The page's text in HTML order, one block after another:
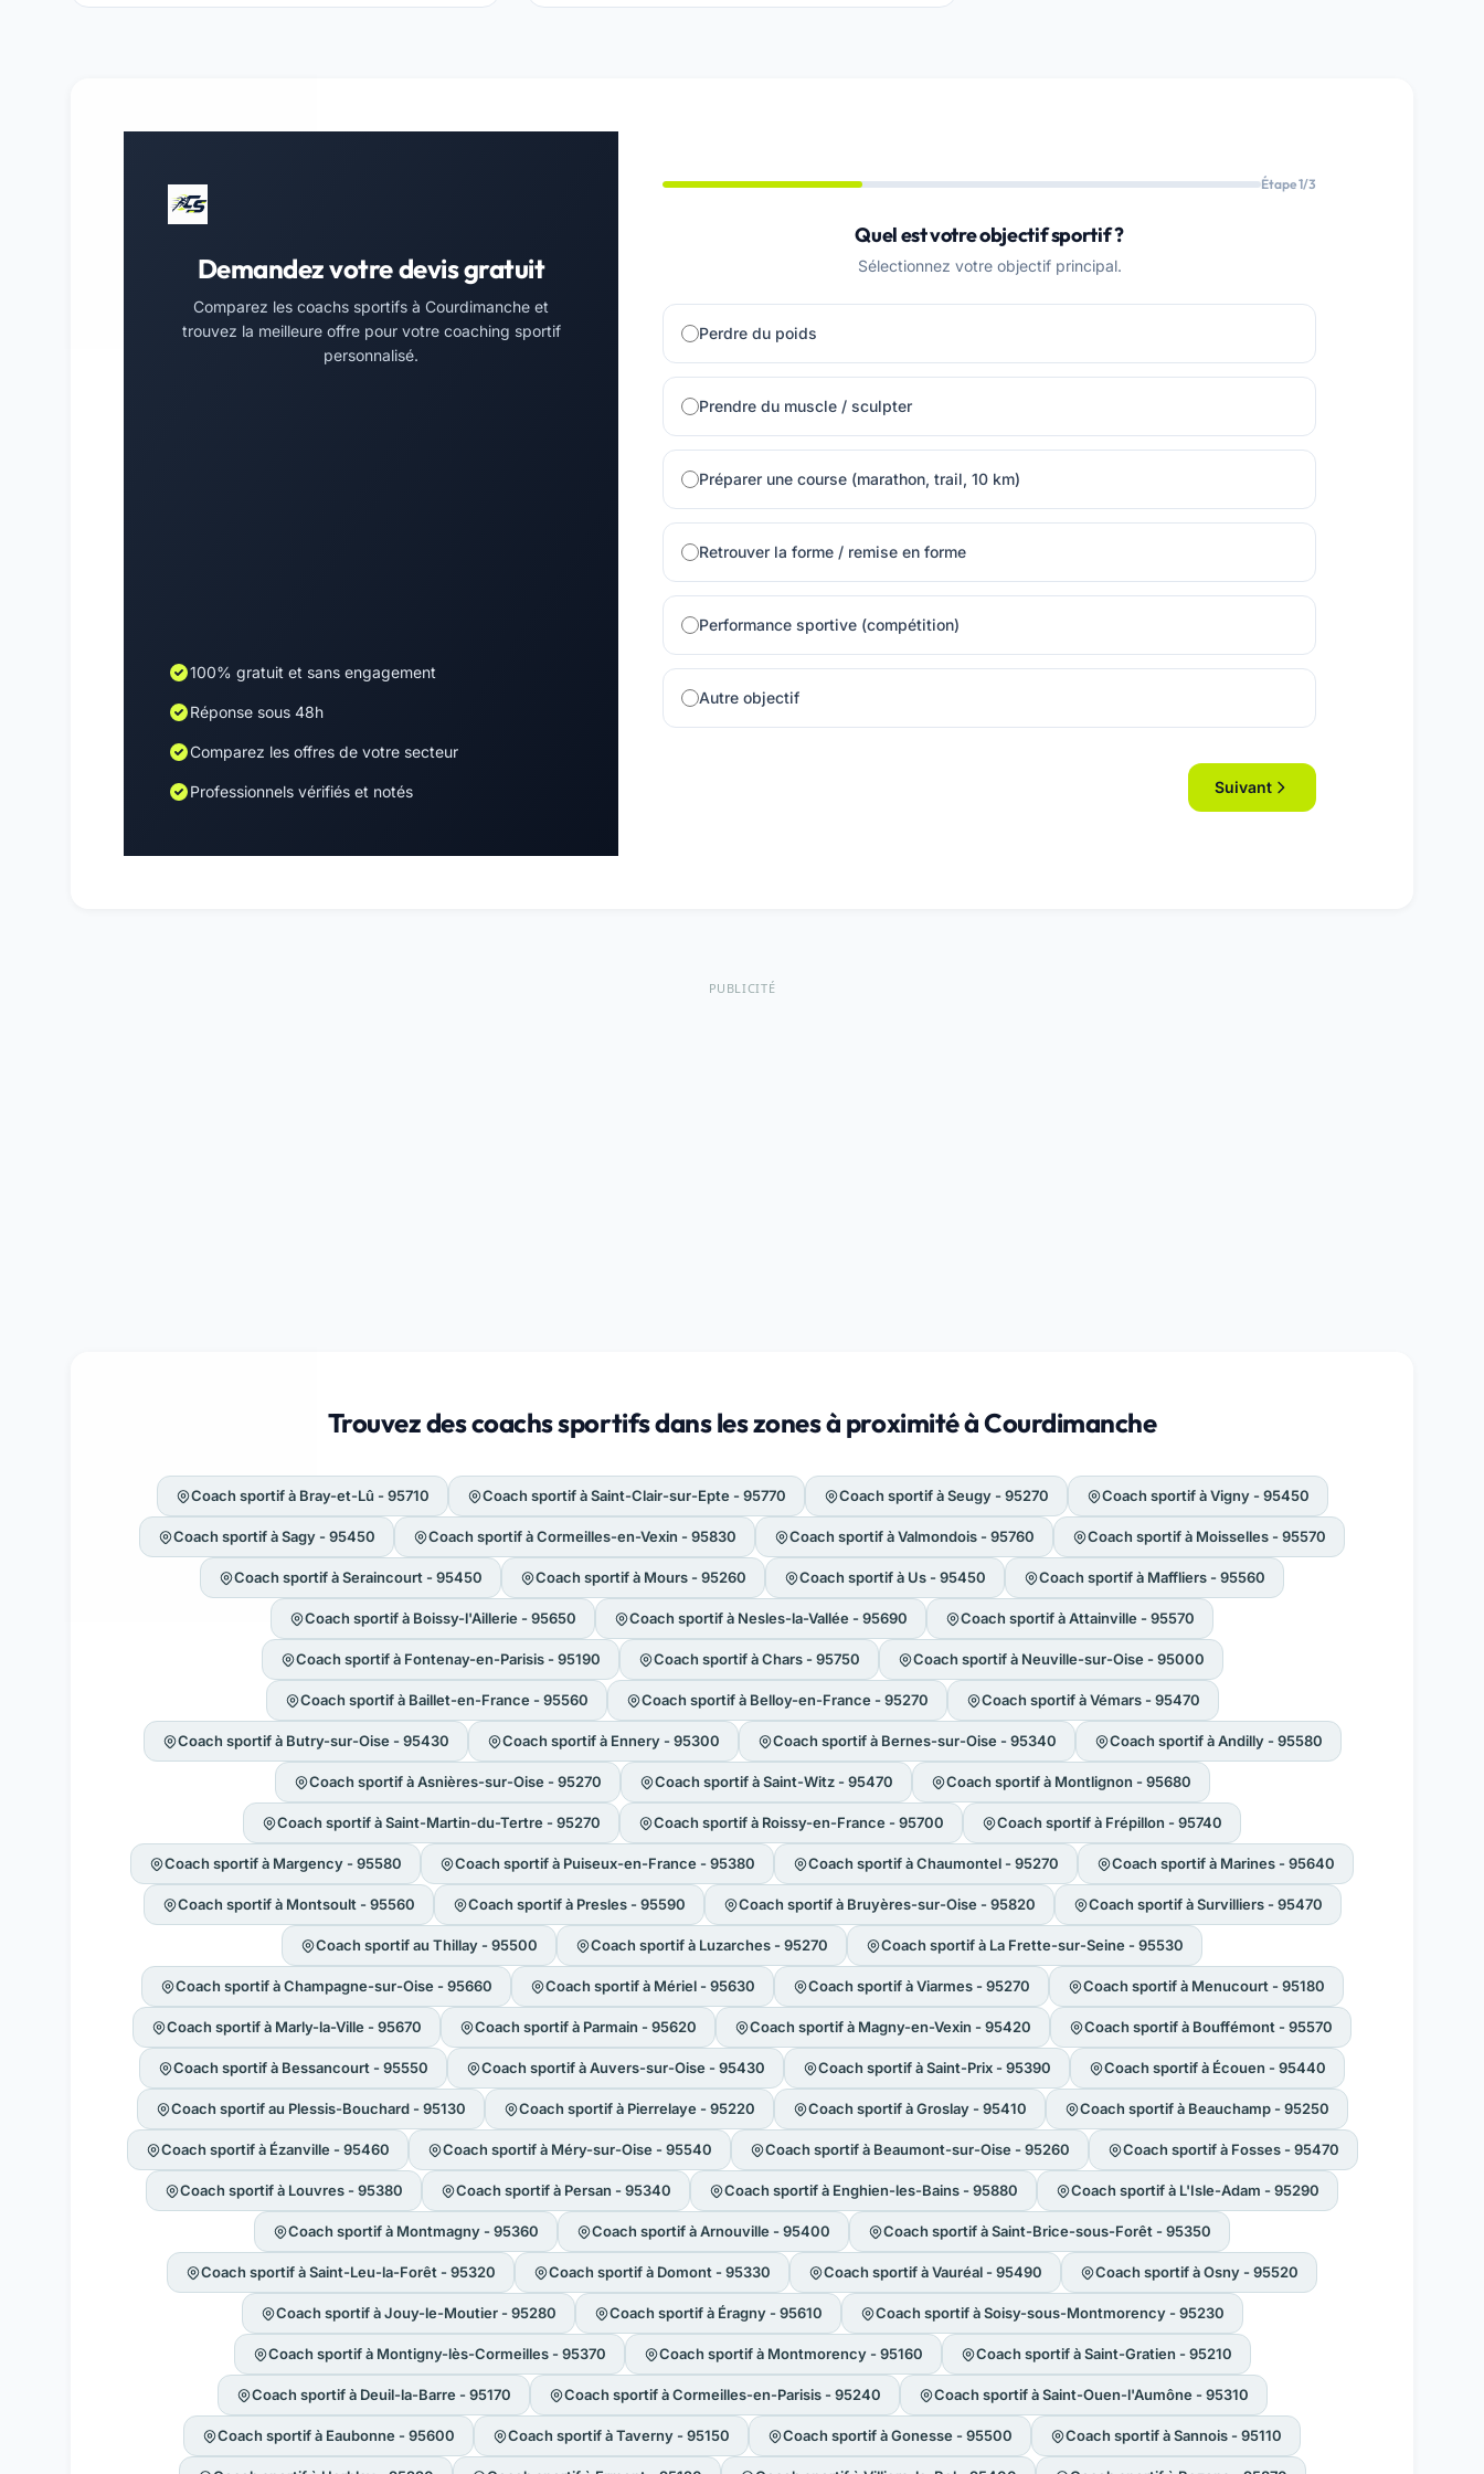
Demandez votre devis gratuit
Comparez les coachs sportifs à Courdimanche et
trouvez la meilleure offre pour votre coaching sportif
personnalisé.
100% gratuit et sans engagement
Réponse sous 48h
Comparez les offres de votre secteur
Professionnels vérifiés et notés
Étape 1/3
Quel est votre objectif sportif ?
Sélectionnez votre objectif principal.
Perdre du poids
Prendre du muscle / sculpter
Préparer une course (marathon, trail, 10 km)
Retrouver la forme / remise en forme
Performance sportive (compétition)
Autre objectif
Suivant
PUBLICITÉ
Trouvez des coachs sportifs dans les zones à proximité à Courdimanche
Coach sportif à Bray-et-Lû - 95710 Coach sportif à Saint-Clair-sur-Epte - 95770 Coach sportif à Seugy - 95270 Coach sportif à Vigny - 95450
Coach sportif à Sagy - 95450 Coach sportif à Cormeilles-en-Vexin - 95830 Coach sportif à Valmondois - 95760 Coach sportif à Moisselles - 95570
Coach sportif à Seraincourt - 95450 Coach sportif à Mours - 95260 Coach sportif à Us - 95450 Coach sportif à Maffliers - 95560
Coach sportif à Boissy-l'Aillerie - 95650 Coach sportif à Nesles-la-Vallée - 95690 Coach sportif à Attainville - 95570
Coach sportif à Fontenay-en-Parisis - 95190 Coach sportif à Chars - 95750 Coach sportif à Neuville-sur-Oise - 95000
Coach sportif à Baillet-en-France - 95560 Coach sportif à Belloy-en-France - 95270 Coach sportif à Vémars - 95470
Coach sportif à Butry-sur-Oise - 95430 Coach sportif à Ennery - 95300 Coach sportif à Bernes-sur-Oise - 95340 Coach sportif à Andilly - 95580
Coach sportif à Asnières-sur-Oise - 95270 Coach sportif à Saint-Witz - 95470 Coach sportif à Montlignon - 95680
Coach sportif à Saint-Martin-du-Tertre - 95270 Coach sportif à Roissy-en-France - 95700 Coach sportif à Frépillon - 95740
Coach sportif à Margency - 95580 Coach sportif à Puiseux-en-France - 95380 Coach sportif à Chaumontel - 95270 Coach sportif à Marines - 95640
Coach sportif à Montsoult - 95560 Coach sportif à Presles - 95590 Coach sportif à Bruyères-sur-Oise - 95820 Coach sportif à Survilliers - 95470
Coach sportif au Thillay - 95500 Coach sportif à Luzarches - 95270 Coach sportif à La Frette-sur-Seine - 95530
Coach sportif à Champagne-sur-Oise - 95660 Coach sportif à Mériel - 95630 Coach sportif à Viarmes - 95270 Coach sportif à Menucourt - 95180
Coach sportif à Marly-la-Ville - 95670 Coach sportif à Parmain - 95620 Coach sportif à Magny-en-Vexin - 95420 Coach sportif à Bouffémont - 95570
Coach sportif à Bessancourt - 95550 Coach sportif à Auvers-sur-Oise - 95430 Coach sportif à Saint-Prix - 95390 Coach sportif à Écouen - 95440
Coach sportif au Plessis-Bouchard - 95130 Coach sportif à Pierrelaye - 95220 Coach sportif à Groslay - 95410 Coach sportif à Beauchamp - 95250
Coach sportif à Ézanville - 95460 Coach sportif à Méry-sur-Oise - 95540 Coach sportif à Beaumont-sur-Oise - 95260 Coach sportif à Fosses - 95470
Coach sportif à Louvres - 95380 Coach sportif à Persan - 95340 Coach sportif à Enghien-les-Bains - 95880 Coach sportif à L'Isle-Adam - 95290
Coach sportif à Montmagny - 95360 Coach sportif à Arnouville - 95400 Coach sportif à Saint-Brice-sous-Forêt - 95350
Coach sportif à Saint-Leu-la-Forêt - 95320 Coach sportif à Domont - 95330 Coach sportif à Vauréal - 95490 Coach sportif à Osny - 95520
Coach sportif à Jouy-le-Moutier - 95280 Coach sportif à Éragny - 95610 Coach sportif à Soisy-sous-Montmorency - 95230
Coach sportif à Montigny-lès-Cormeilles - 95370 Coach sportif à Montmorency - 95160 Coach sportif à Saint-Gratien - 95210
Coach sportif à Deuil-la-Barre - 95170 Coach sportif à Cormeilles-en-Parisis - 95240 Coach sportif à Saint-Ouen-l'Aumône - 95310
Coach sportif à Eaubonne - 95600 Coach sportif à Taverny - 95150 Coach sportif à Gonesse - 95500 Coach sportif à Sannois - 95110